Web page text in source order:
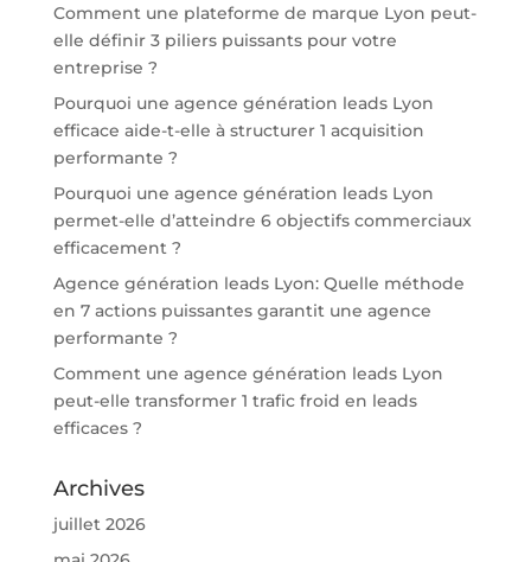
Comment une plateforme de marque Lyon peut-
elle définir 3 piliers puissants pour votre
entreprise ?
Pourquoi une agence génération leads Lyon
efficace aide-t-elle à structurer 1 acquisition
performante ?
Pourquoi une agence génération leads Lyon
permet-elle d’atteindre 6 objectifs commerciaux
efficacement ?
Agence génération leads Lyon: Quelle méthode
en 7 actions puissantes garantit une agence
performante ?
Comment une agence génération leads Lyon
peut-elle transformer 1 trafic froid en leads
efficaces ?
Archives
juillet 2026